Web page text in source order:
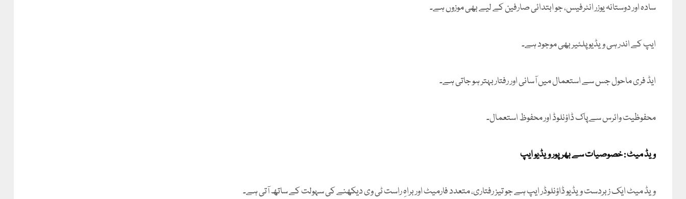
سادہ اور دوستانہ یوزر انٹرفیس، جو ابتدائی صارفین کے لیے بھی موزوں ہے۔
ایپ کے اندر ہی ویڈیو پلئیر بھی موجود ہے۔
ایڈ فری ماحول جس سے استعمال میں آسانی اور رفتار بہتر ہو جاتی ہے۔
محفوظیت وائرس سے پاک ڈاؤنلوڈ اور محفوظ استعمال۔
ویڈ میٹ : خصوصیات سے بھرپور ویڈیو ایپ
ویڈ میٹ ایک زبردست ویڈیو ڈاؤنلوڈر ایپ ہے جو تیز رفتاری، متعدد فارمیٹ اور براہِ راست ٹی وی دیکھنے کی سہولت کے ساتھ آتی ہے۔